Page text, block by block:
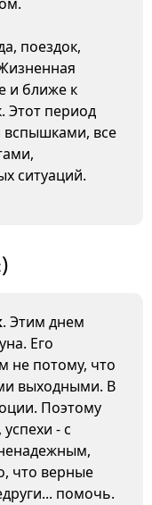
поездок,
и ближе к
Этот период
все
ситуаций.
. Этим днем
Его
не потому, что
выходными. В
Поэтому
- с
что верные
помочь.